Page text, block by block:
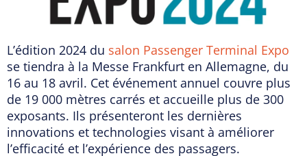
L’édition 2024 du salon Passenger Terminal Expo
se tiendra à la Messe Frankfurt en Allemagne, du
16 au 18 avril. Cet événement annuel couvre plus
de 19 000 mètres carrés et accueille plus de 300
exposants. Ils présenteront les dernières
innovations et technologies visant à améliorer
l’efficacité et l’expérience des passagers.